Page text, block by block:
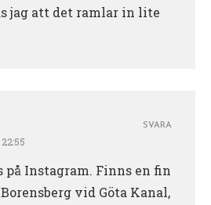
jag att det ramlar in lite
Instagram. Finns en fin
vid Göta Kanal,
SVARA